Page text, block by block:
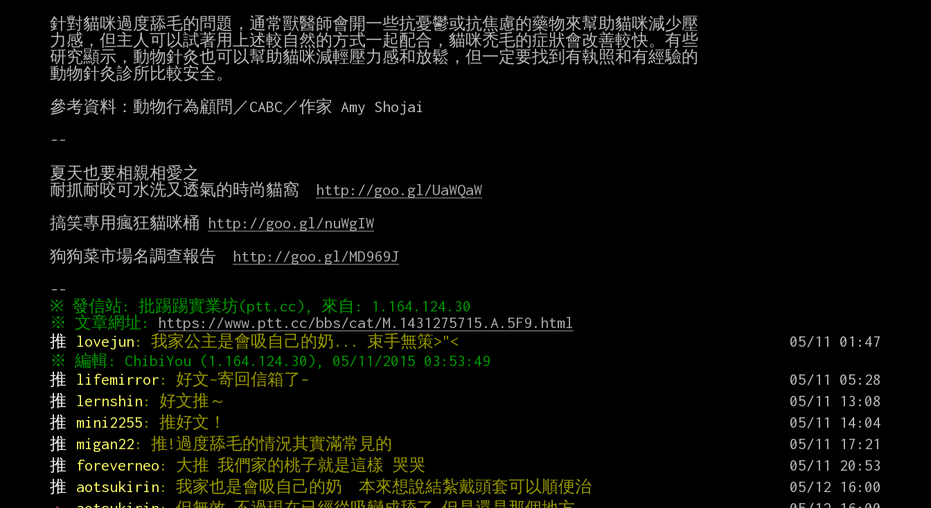
針對貓咪過度舔毛的問題，通常獸醫師會開一些抗憂鬱或抗焦慮的藥物來幫助貓咪減少壓
力感，但主人可以試著用上述較自然的方式一起配合，貓咪禿毛的症狀會改善較快。有些
研究顯示，動物針灸也可以幫助貓咪減輕壓力感和放鬆，但一定要找到有執照和有經驗的
動物針灸診所比較安全。
參考資料：動物行為顧問／CABC／作家 Amy Shojai
--
夏天也要相親相愛之
耐抓耐咬可水洗又透氣的時尚貓窩 http://goo.gl/UaWQaW
搞笑專用瘋狂貓咪桶 http://goo.gl/nuWgIW
狗狗菜市場名調查報告 http://goo.gl/MD969J
※ 文章網址: https://www.ptt.cc/bbs/cat/M.1431275715.A.5F9.html
推
lovejun: 我家公主是會吸自己的奶... 束手無策>"<
推
lifemirror: 好文~寄回信箱了~
推
lernshin: 好文推～
推
mini2255: 推好文！
推
migan22: 推!過度舔毛的情況其實滿常見的
推
foreverneo: 大推 我們家的桃子就是這樣 哭哭
推
aotsukirin: 我家也是會吸自己的奶  本來想說結紮戴頭套可以順便治